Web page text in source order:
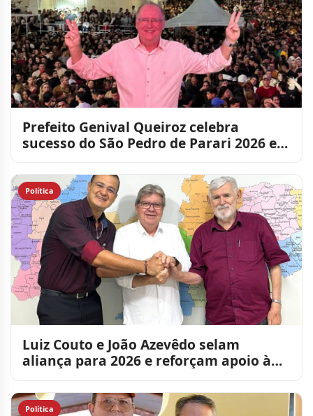
Prefeito Genival Queiroz celebra
sucesso do São Pedro de Parari 2026 e
Política
Luiz Couto e João Azevêdo selam
aliança para 2026 e reforçam apoio à
Política